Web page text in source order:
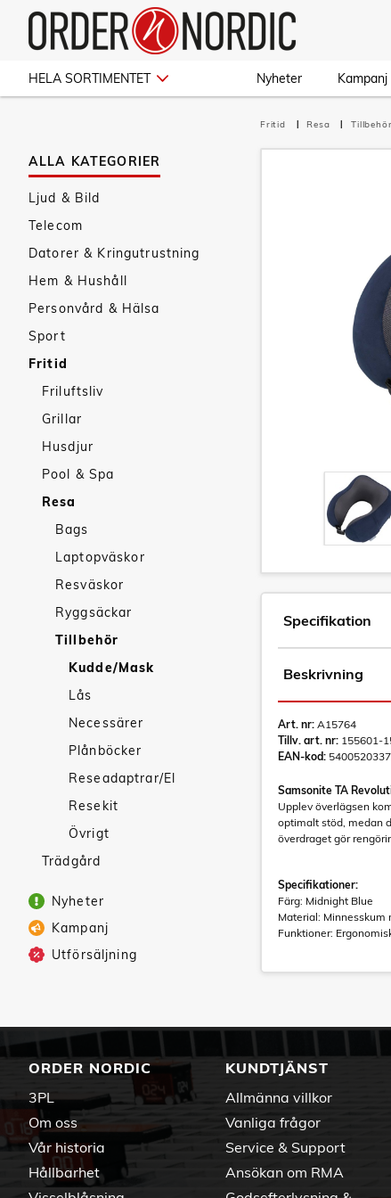
HELA SORTIMENTET Nyheter Kampanj
ALLA KATEGORIER
Ljud & Bild
Telecom
Datorer & Kringutrustning
Hem & Hushåll
Personvård & Hälsa
Sport
Fritid
Friluftsliv
Grillar
Husdjur
Pool & Spa
Resa
Bags
Laptopväskor
Resväskor
Ryggsäckar
Tillbehör
Kudde/Mask
Lås
Necessärer
Plånböcker
Reseadaptrar/El
Resekit
Övrigt
Trädgård
Nyheter
Kampanj
Utförsäljning
Fritid Resa Tillbehör
Specifikation
Beskrivning
Art. nr: A15764
Tillv. art. nr: 155601-
EAN-kod:
Samsonite TA
Upplev överlägsen
optimalt stöd, medan
överdraget gör
Specifikationer:
Färg: Midnight Blue
Material: Minnesskum
Funktioner:
ORDER NORDIC
3PL
Om oss
Vår historia
Hållbarhet
KUNDTJÄNST
Allmänna villkor
Vanliga frågor
Service & Support
Ansökan om RMA